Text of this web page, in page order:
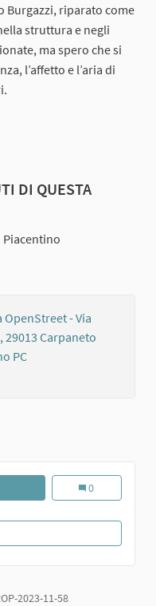
Burgazzi, riparato come
struttura e negli
ma spero che si
l’affetto e l’aria di
DI QUESTA
Piacentino
esterno)
giovani e dei ragazzi
BURGAZZI DI CARPANETO
L'Asilo Burgazzi
0
2023-11-58